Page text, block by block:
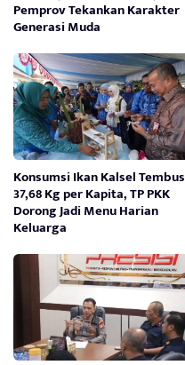
Pemprov Tekankan Karakter
Generasi Muda
Konsumsi Ikan Kalsel Tembus
37,68 Kg per Kapita, TP PKK
Dorong Jadi Menu Harian
Keluarga